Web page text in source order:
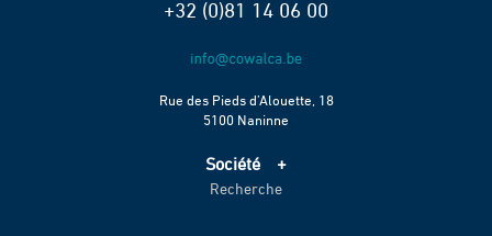
+32 (0)81 14 06 00
Rue des Pieds d’Alouette, 18
5100 Naninne
Société
Accueil
Recherche